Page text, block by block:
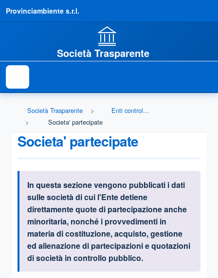
Provinciambiente s.r.l.
Società Trasparente
Società Trasparente
Enti controllati
Societa' partecipate
Societa' partecipate
Informazioni introduttive
In questa sezione vengono pubblicati i dati
sulle societàdi cui l'Ente detiene
direttamente quote di partecipazione anche
minoritaria, nonché i provvedimenti in
materia di costituzione, acquisto, gestione
ed alienazione di partecipazioni e quotazioni
di società in controllo pubblico.